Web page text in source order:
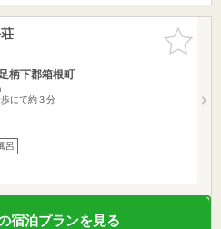
お気に入
りに追加
柄下郡箱根町
にて約３分
呂
宿泊プランを見る